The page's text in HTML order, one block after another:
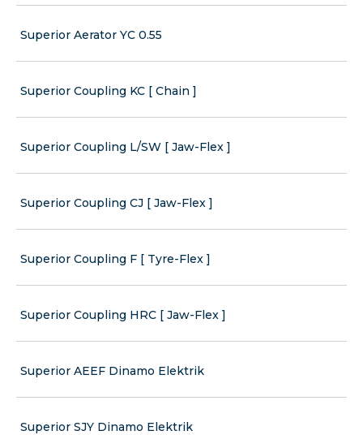
Superior Aerator YC 0.55
Superior Coupling KC [ Chain ]
Superior Coupling L/SW [ Jaw-Flex ]
Superior Coupling CJ [ Jaw-Flex ]
Superior Coupling F [ Tyre-Flex ]
Superior Coupling HRC [ Jaw-Flex ]
Superior AEEF Dinamo Elektrik
Superior SJY Dinamo Elektrik